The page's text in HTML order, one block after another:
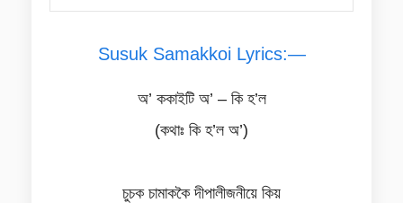
Susuk Samakkoi Lyrics:—
অ’ ককাইটি অ’ – কি হ’ল
(কথাঃ কি হ’ল অ’)
চুচক চামাককৈ দীপালীজনীয়ে কিয়